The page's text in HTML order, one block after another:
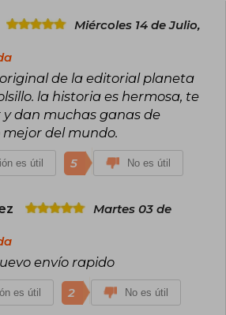
y a las visitas interminables a librerías.
Miércoles 14 de Julio,
de la editorial planeta
la historia es hermosa, te
dan muchas ganas de
mejor del mundo.
es útil 5 No es útil
Martes 03 de
envío rapido
es útil 2 No es útil